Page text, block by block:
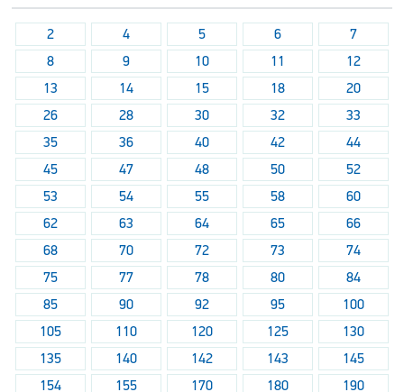
2 4 5 6
7
8
9 10 11
12
13
14 15 18
20
26
28 30 32
33
35
36 40 42
44
45
47 48 50
52
53
54 55 58
60
62
63 64 65
66
68
70 72 73
74
75
77 78 80
84
85
90 92 95
100
105
110 120 125
130
135
140 142 143
145
154
155 170 180 190